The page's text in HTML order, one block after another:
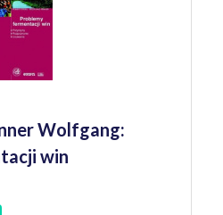
Wolfgang:
win